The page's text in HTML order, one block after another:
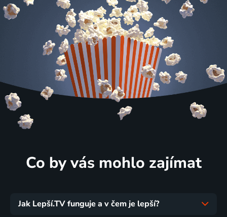
Co by vás mohlo zajímat
Jak Lepší.TV funguje a v čem je lepší?